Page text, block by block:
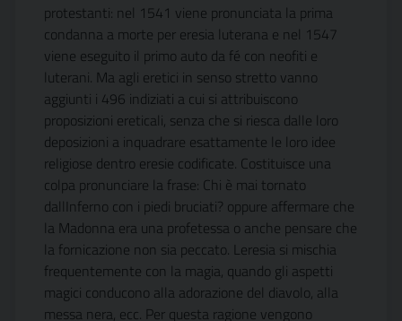
protestanti: nel 1541 viene pronunciata la prima
condanna a morte per eresia luterana e nel 1547
viene eseguito il primo auto da fé con neofiti e
luterani. Ma agli eretici in senso stretto vanno
aggiunti i 496 indiziati a cui si attribuiscono
proposizioni ereticali, senza che si riesca dalle loro
deposizioni a inquadrare esattamente le loro idee
religiose dentro eresie codificate. Costituisce una
colpa pronunciare la frase: Chi è mai tornato
dallInferno con i piedi bruciati? oppure affermare che
la Madonna era una profetessa o anche pensare che
la fornicazione non sia peccato. Leresia si mischia
frequentemente con la magia, quando gli aspetti
magici conducono alla adorazione del diavolo, alla
messa nera, ecc. Per questa ragione vengono